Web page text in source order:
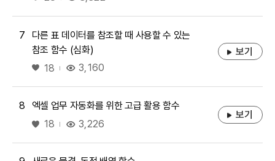
7
다른 표 데이터를 참조할 때 사용할 수 있는
참조 함수 (심화)
좋아요
18 3,160
보기
8
엑셀 업무 자동화를 위한 고급 활용 함수
좋아요
18 3,226
보기